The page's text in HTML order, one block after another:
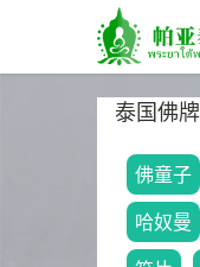
泰国佛
佛童子
哈奴曼